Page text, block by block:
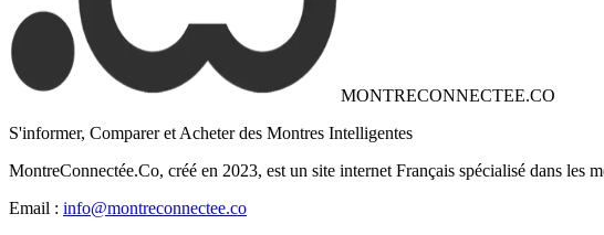
MONTRECONNECTEE.CO
S'informer, Comparer et Acheter des Montres Intelligentes
MontreConnectée.Co, créé en 2023, est un site internet Français spécialisé dans les
Email : info@montreconnectee.co